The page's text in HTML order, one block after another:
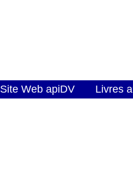
Site Web apiDV Livres